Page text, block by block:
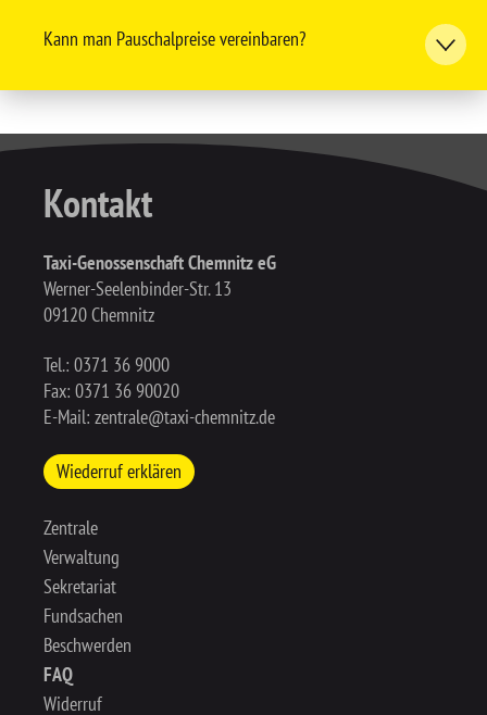
Kann man Pauschalpreise vereinbaren?
Kontakt
Taxi-Genossenschaft Chemnitz eG
Werner-Seelenbinder-Str. 13
09120 Chemnitz
Tel.: 0371 36 9000
Fax: 0371 36 90020
E-Mail: zentrale@taxi-chemnitz.de
Wiederruf erklären
Zentrale
Verwaltung
Sekretariat
Fundsachen
Beschwerden
FAQ
Widerruf